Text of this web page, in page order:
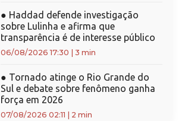
● Haddad defende investigação
sobre Lulinha e afirma que
transparência é de interesse público
06/08/2026 17:30 3 min
● Tornado atinge o Rio Grande do
Sul e debate sobre fenômeno ganha
força em 2026
07/08/2026 02:11 2 min